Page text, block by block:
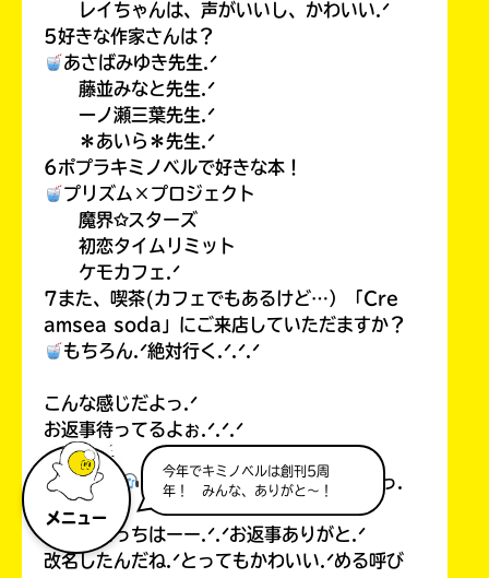
メニュー
今年でキミノベルは創刊5周
年！ みんな、ありがと～！
レイちゃんは、声がいいし、かわいい.ᐟ
5好きな作家さんは？
あさばみゆき先生.ᐟ
藤並みなと先生.ᐟ
一ノ瀬三葉先生.ᐟ
＊あいら＊先生.ᐟ
6ポプラキミノベルで好きな本！
プリズム×プロジェクト
魔界✩スターズ
初恋タイムリミット
ケモカフェ.ᐟ
7また、喫茶(カフェでもあるけど…）「Cre
amsea soda」にご来店していただますか？
もちろん.ᐟ絶対行く.ᐟ.ᐟ.ᐟ
こんな感じだよっ.ᐟ
お返事待ってるよぉ.ᐟ.ᐟ.ᐟ
音乃 める
⊹ ̊.⋆ #𓂃𝘰𝘵𝘯𝘰 𝘮𝘦𝘳𝘶さまっ.
ᐟ
こっんにっちはーー.ᐟ.ᐟお返事ありがと.ᐟ
改名したんだね.ᐟとってもかわいい.ᐟめる呼び